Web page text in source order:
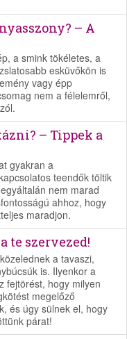
– A
a smink tökéletes, a
esküvőkön is
vagy épp
nem a félelemről,
– Tippek a
gyakran a
teendők töltik
nem marad
ahhoz, hogy
maradjon.
te szervezed!
a tavaszi,
is. Ilyenkor a
fejtörést, hogy milyen
megelőző
és úgy sülnek el, hogy
párat!